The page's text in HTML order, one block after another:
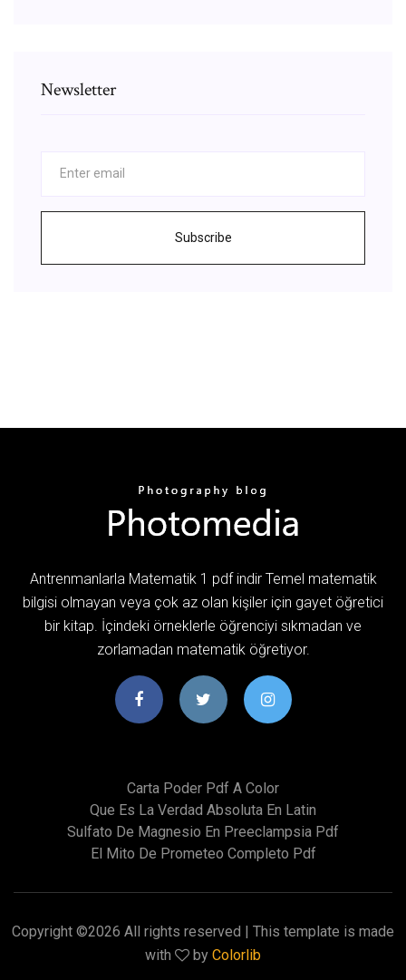
Newsletter
Subscribe
Antrenmanlarla Matematik 1 pdf indir Temel matematik
bilgisi olmayan veya çok az olan kişiler için gayet öğretici
bir kitap. İçindeki örneklerle öğrenciyi sıkmadan ve
zorlamadan matematik öğretiyor.
Carta Poder Pdf A Color
Que Es La Verdad Absoluta En Latin
Sulfato De Magnesio En Preeclampsia Pdf
El Mito De Prometeo Completo Pdf
Copyright ©2026 All rights reserved | This template is made
with
by Colorlib